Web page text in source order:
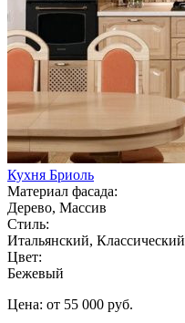
Кухня Бриоль
Материал фасада:
Дерево, Массив
Стиль:
Итальянский, Классический
Цвет:
Бежевый
Цена: от 55 000 руб.